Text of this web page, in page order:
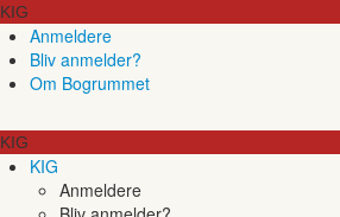
KIG
Anmeldere
Bliv anmelder?
Om Bogrummet
KIG
KIG
Anmeldere